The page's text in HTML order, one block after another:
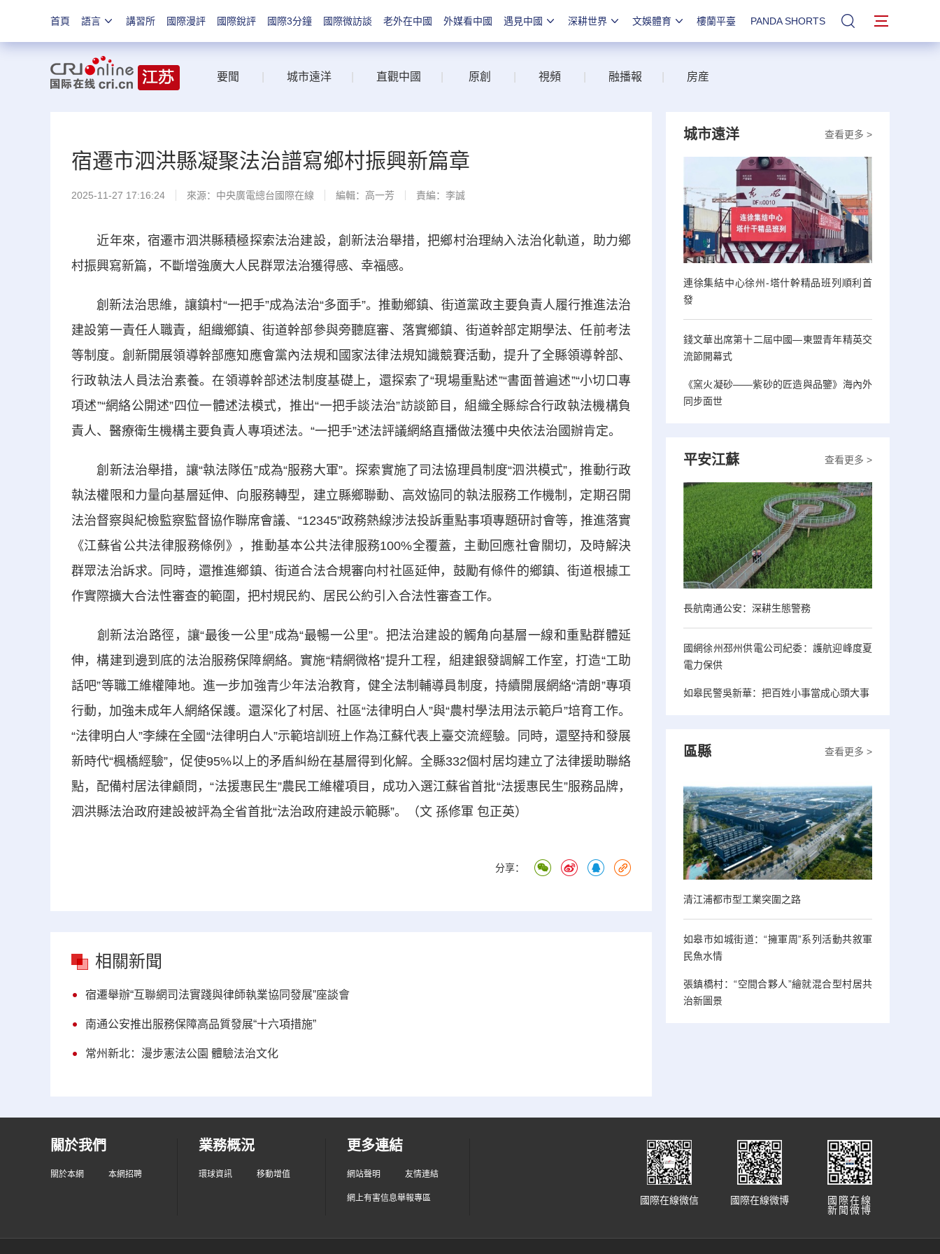
首頁 語言 講習所 國際漫評 國際銳評 國際3分鐘 國際微訪談 老外在中國 外媒看中國 遇見中國 深耕世界 文娛體育 樓蘭平臺 PANDA SHORTS 站內搜索
要聞 城市遠洋 直觀中國 原創 視頻 融播報 房産
宿遷市泗洪縣凝聚法治譜寫鄉村振興新篇章
2025-11-27 17:16:24 來源：中央廣電總台國際在線 編輯：高一芳 責編：李誠
近年來，宿遷市泗洪縣積極探索法治建設，創新法治舉措，把鄉村治理納入法治化軌道，助力鄉
村振興寫新篇，不斷增強廣大人民群眾法治獲得感、幸福感。
創新法治思維，讓鎮村“一把手”成為法治“多面手”。推動鄉鎮、街道黨政主要負責人履行推進法治
建設第一責任人職責，組織鄉鎮、街道幹部參與旁聽庭審、落實鄉鎮、街道幹部定期學法、任前考法
等制度。創新開展領導幹部應知應會黨內法規和國家法律法規知識競賽活動，提升了全縣領導幹部、
行政執法人員法治素養。在領導幹部述法制度基礎上，還探索了“現場重點述”“書面普遍述”“小切口專
項述”“網絡公開述”四位一體述法模式，推出“一把手談法治”訪談節目，組織全縣綜合行政執法機構負
責人、醫療衛生機構主要負責人專項述法。“一把手”述法評議網絡直播做法獲中央依法治國辦肯定。
創新法治舉措，讓“執法隊伍”成為“服務大軍”。探索實施了司法協理員制度“泗洪模式”，推動行政
執法權限和力量向基層延伸、向服務轉型，建立縣鄉聯動、高效協同的執法服務工作機制，定期召開
法治督察與紀檢監察監督協作聯席會議、“12345”政務熱線涉法投訴重點事項專題研討會等，推進落實
《江蘇省公共法律服務條例》，推動基本公共法律服務100%全覆蓋，主動回應社會關切，及時解決
群眾法治訴求。同時，還推進鄉鎮、街道合法合規審向村社區延伸，鼓勵有條件的鄉鎮、街道根據工
作實際擴大合法性審查的範圍，把村規民約、居民公約引入合法性審查工作。
創新法治路徑，讓“最後一公里”成為“最暢一公里”。把法治建設的觸角向基層一線和重點群體延
伸，構建到邊到底的法治服務保障網絡。實施“精網微格”提升工程，組建銀發調解工作室，打造“工助
話吧”等職工維權陣地。進一步加強青少年法治教育，健全法制輔導員制度，持續開展網絡“清朗”專項
行動，加強未成年人網絡保護。還深化了村居、社區“法律明白人”與“農村學法用法示範戶”培育工作。
“法律明白人”李練在全國“法律明白人”示範培訓班上作為江蘇代表上臺交流經驗。同時，還堅持和發展
新時代“楓橋經驗”，促使95%以上的矛盾糾紛在基層得到化解。全縣332個村居均建立了法律援助聯絡
點，配備村居法律顧問，“法援惠民生”農民工維權項目，成功入選江蘇省首批“法援惠民生”服務品牌，
泗洪縣法治政府建設被評為全省首批“法治政府建設示範縣”。（文 孫修軍 包正英）
分享：
相關新聞
宿遷舉辦“互聯網司法實踐與律師執業協同發展”座談會
南通公安推出服務保障高品質發展“十六項措施”
常州新北：漫步憲法公園 體驗法治文化
查看更多 >
城市遠洋
連徐集結中心徐州-塔什幹精品班列順利首
發
錢文華出席第十二屆中國—東盟青年精英交
流節開幕式
《窯火凝砂——紫砂的匠造與品鑒》海內外
同步面世
查看更多 >
平安江蘇
長航南通公安：深耕生態警務
國網徐州邳州供電公司紀委：護航迎峰度夏
電力保供
如皋民警吳新華：把百姓小事當成心頭大事
查看更多 >
區縣
清江浦都市型工業突圍之路
如皋市如城街道：“擁軍周”系列活動共敘軍
民魚水情
張鎮橋村：“空間合夥人”繪就混合型村居共
治新圖景
關於我們
關於本網 本網招聘
業務概況
環球資訊 移動增值
更多連結
網站聲明 友情連結
網上有害信息舉報專區
國際在線
新聞微博
國際在線微博
國際在線微信